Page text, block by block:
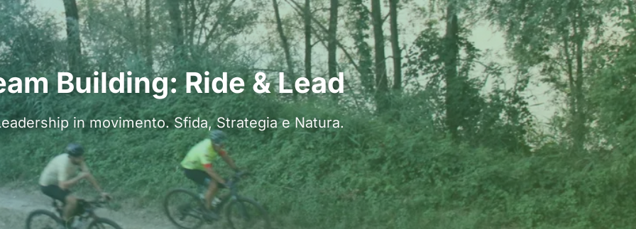
Building: Ride & Lead
in movimento. Sfida, Strategia e Natura.